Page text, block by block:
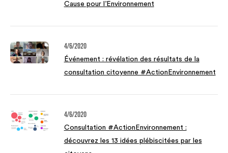
Cause pour l’Environnement
4/6/2020
Événement : révélation des résultats de la
consultation citoyenne #ActionEnvironnement
4/6/2020
Consultation #ActionEnvironnement :
découvrez les 13 idées plébiscitées par les